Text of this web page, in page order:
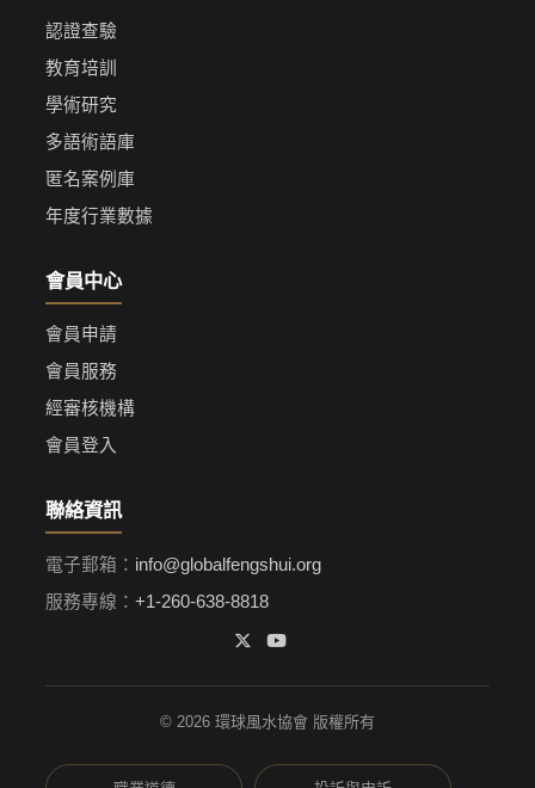
認證查驗
教育培訓
學術研究
多語術語庫
匿名案例庫
年度行業數據
會員中心
會員申請
會員服務
經審核機構
會員登入
聯絡資訊
電子郵箱： info@globalfengshui.org
服務專線： +1-260-638-8818
© 2026 環球風水協會 版權所有